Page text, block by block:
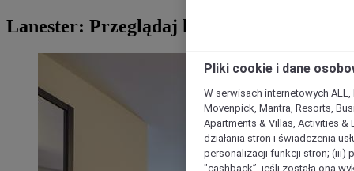
Lanester: Przeglądaj hotele
Pliki cookie i dane
W serwisach internetowych
Movenpick, Mantra, Resorts,
Apartments & Villas, Activities &
działania stron i świadczenia
personalizacji funkcji stron; (iii)
"cashback”, jeśli została ona